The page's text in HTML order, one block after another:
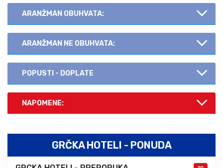
ARANŽMAN OBUHVATA:
ARANŽMAN NE OBUHVATA:
POPUSTI - DOPLATE
NAPOMENE:
GRČKA HOTELI - PONUDA